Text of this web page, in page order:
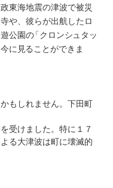
東海地震の津波で被災
や、彼らが出航したロ
公園の「クロンシュタッ
今に見ることができま
もしれません。下田町
受けました。特に１７
る大津波は町に壊滅的